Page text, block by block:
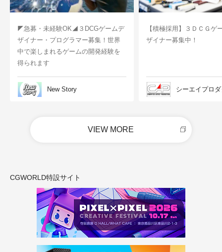
◤急募・未経験OK◢３DCGゲームデ
ザイナー・プログラマー募集！世界
中で楽しまれるゲームの開発経験を
得られます
New Story
【積極採用】３ＤＣＧゲ
ザイナー募集中！
シーエイプロ
VIEW MORE
CGWORLD特設サイト